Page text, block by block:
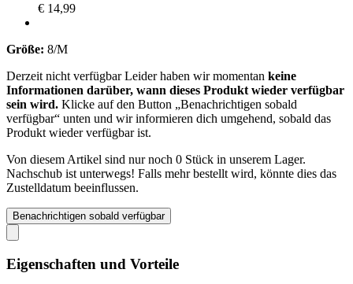
€ 14,99
Größe: 8/M
Derzeit nicht verfügbarLeider haben wir momentan keine
Informationen darüber, wann dieses Produkt wieder verfügbar
sein wird. Klicke auf den Button „Benachrichtigen sobald
verfügbar“ unten und wir informieren dich umgehend, sobald das
Produkt wieder verfügbar ist.
Von diesem Artikel sind nur noch 0 Stück in unserem Lager.
Nachschub ist unterwegs! Falls mehr bestellt wird, könnte dies das
Zustelldatum beeinflussen.
Benachrichtigen sobald verfügbar
Eigenschaften und Vorteile